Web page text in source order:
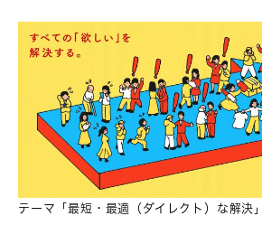
テーマ「最短・最適（ダイレクト）な解決」